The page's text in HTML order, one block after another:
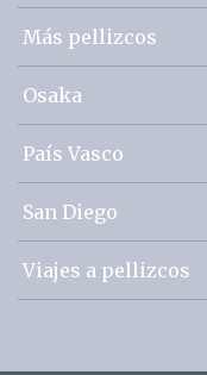
Más pellizcos
Osaka
País Vasco
San Diego
Viajes a pellizcos